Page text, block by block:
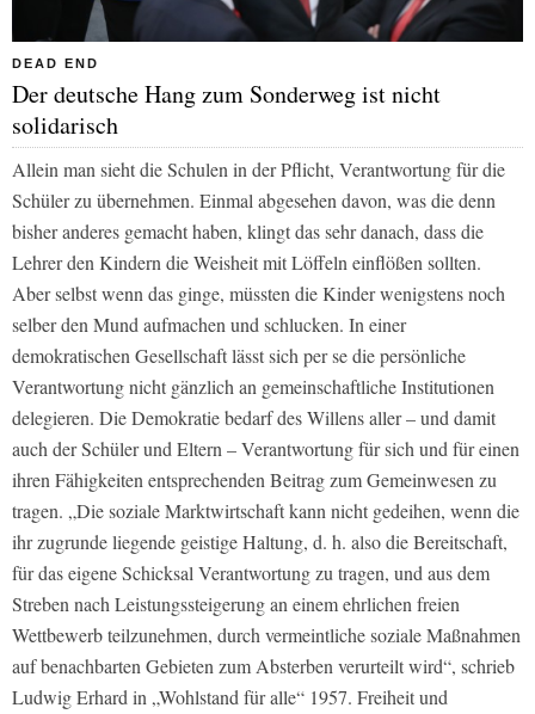
DEAD END
Der deutsche Hang zum Sonderweg ist nicht
solidarisch
Allein man sieht die Schulen in der Pflicht, Verantwortung für die
Schüler zu übernehmen. Einmal abgesehen davon, was die denn
bisher anderes gemacht haben, klingt das sehr danach, dass die
Lehrer den Kindern die Weisheit mit Löffeln einflößen sollten.
Aber selbst wenn das ginge, müssten die Kinder wenigstens noch
selber den Mund aufmachen und schlucken. In einer
demokratischen Gesellschaft lässt sich per se die persönliche
Verantwortung nicht gänzlich an gemeinschaftliche Institutionen
delegieren. Die Demokratie bedarf des Willens aller – und damit
auch der Schüler und Eltern – Verantwortung für sich und für einen
ihren Fähigkeiten entsprechenden Beitrag zum Gemeinwesen zu
tragen. „Die soziale Marktwirtschaft kann nicht gedeihen, wenn die
ihr zugrunde liegende geistige Haltung, d. h. also die Bereitschaft,
für das eigene Schicksal Verantwortung zu tragen, und aus dem
Streben nach Leistungssteigerung an einem ehrlichen freien
Wettbewerb teilzunehmen, durch vermeintliche soziale Maßnahmen
auf benachbarten Gebieten zum Absterben verurteilt wird“, schrieb
Ludwig Erhard in „Wohlstand für alle“ 1957. Freiheit und